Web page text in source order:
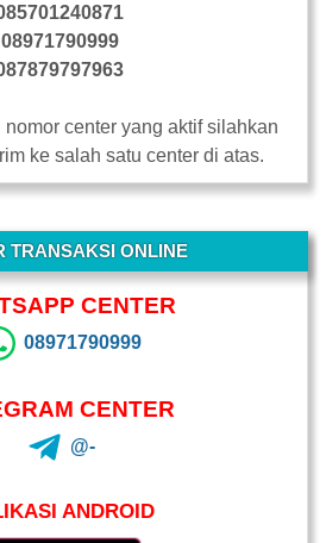
08971790999
center yang aktif silahkan
ke salah satu center di atas.
TRANSAKSI ONLINE
CENTER
08971790999
CENTER
@-
ANDROID